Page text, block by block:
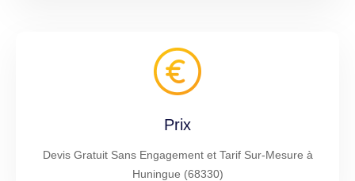
Prix
Devis Gratuit Sans Engagement et Tarif Sur-Mesure à
Huningue (68330)